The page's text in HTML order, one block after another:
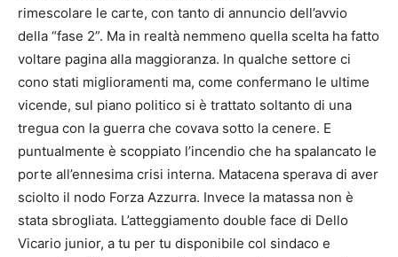
rimescolare le carte, con tanto di annuncio dell’avvio
della “fase 2”. Ma in realtà nemmeno quella scelta ha fatto
voltare pagina alla maggioranza. In qualche settore ci
cono stati miglioramenti ma, come confermano le ultime
vicende, sul piano politico si è trattato soltanto di una
tregua con la guerra che covava sotto la cenere. E
puntualmente è scoppiato l’incendio che ha spalancato le
porte all’ennesima crisi interna. Matacena sperava di aver
sciolto il nodo Forza Azzurra. Invece la matassa non è
stata sbrogliata. L’atteggiamento double face di Dello
Vicario junior, a tu per tu disponibile col sindaco e